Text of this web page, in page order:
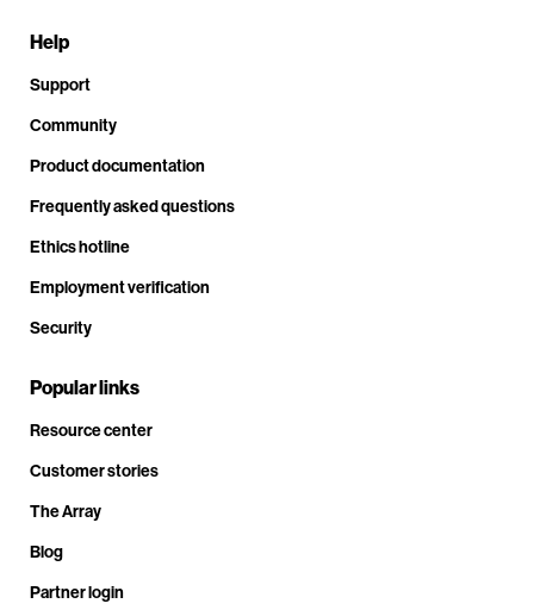
Help
Support
Community
Product documentation
Frequently asked questions
Ethics hotline
Employment verification
Security
Popular links
Resource center
Customer stories
The Array
Blog
Partner login